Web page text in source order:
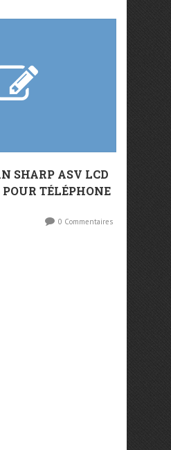
SHARP ASV LCD
POUR TÉLÉPHONE
0 Commentaires